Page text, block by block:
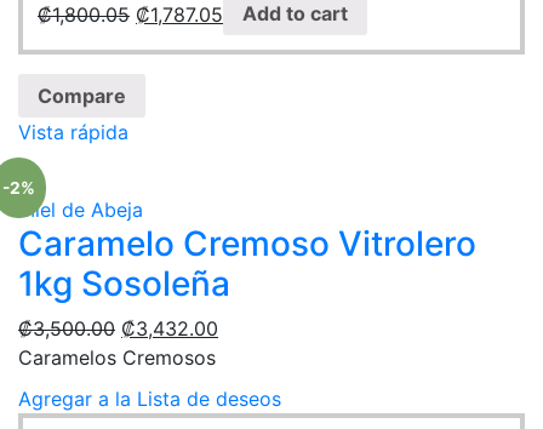
₡1,800.05 ₡1,787.05 Add to cart
Compare
Vista rápida
-2%
Miel de Abeja
Caramelo Cremoso Vitrolero
1kg Sosoleña
₡3,500.00 ₡3,432.00
Caramelos Cremosos
Agregar a la Lista de deseos